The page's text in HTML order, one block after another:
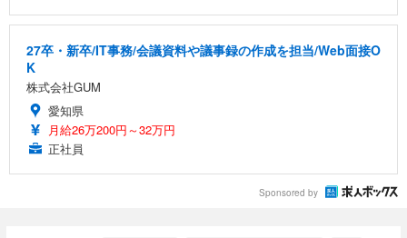
27卒・新卒/IT事務/会議資料や議事録の作成を担当/Web面接O
K
株式会社GUM
愛知県
月給26万200円～32万円
正社員
Sponsored by